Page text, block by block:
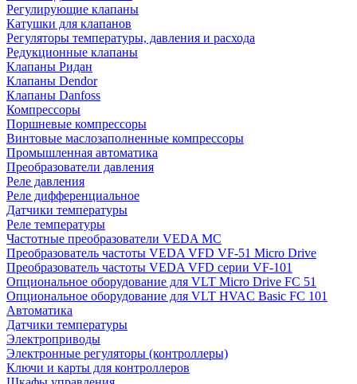
Регулирующие клапаны
Катушки для клапанов
Регуляторы температуры, давления и расхода
Редукционные клапаны
Клапаны Ридан
Клапаны Dendor
Клапаны Danfoss
Компрессоры
Поршневые компрессоры
Винтовые маслозаполненные компрессоры
Промышленная автоматика
Преобразователи давления
Реле давления
Реле дифференциальное
Датчики температуры
Реле температуры
Частотные преобразователи VEDA MC
Преобразователь частоты VEDA VFD VF-51 Micro Drive
Преобразователь частоты VEDA VFD серии VF-101
Опциональное оборудование для VLT Micro Drive FC 51
Опциональное оборудование для VLT HVAC Basic FC 101
Автоматика
Датчики температуры
Электроприводы
Электронные регуляторы (контроллеры)
Ключи и карты для контроллеров